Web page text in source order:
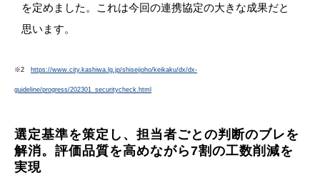
を定めました。これは今回の連携協定の大きな成果だと
思います。
※2 https://www.city.kashiwa.lg.jp/shiseijoho/keikaku/dx/dx-
guideline/progress/202301_securitycheck.html
選定基準を策定し、担当者ごとの判断のブレを
解消。評価品質を高めながら7割の工数削減を
実現